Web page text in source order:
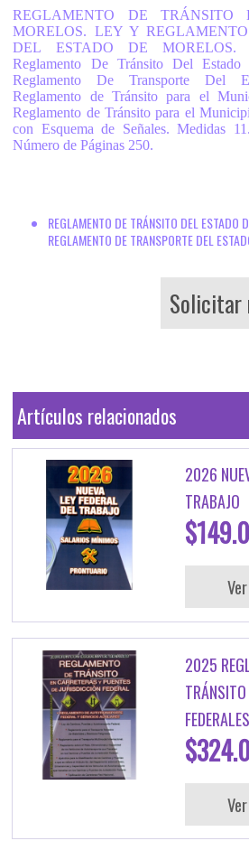
REGLAMENTO DE TRÁNSITO
MORELOS. LEY Y
DEL ESTADO DE MORELOS.
Reglamento De Tránsito Del
Reglamento De Transporte Del
Reglamento de Tránsito para el
Reglamento de Tránsito para el
con Esquema de Señales. Medidas
Número de Páginas 250.
REGLAMENTO DE TRÁNSITO DEL ESTADO
REGLAMENTO DE TRANSPORTE DEL
Solicitar
Artículos relacionados
2026
TRABAJO
2025
FEDERALES